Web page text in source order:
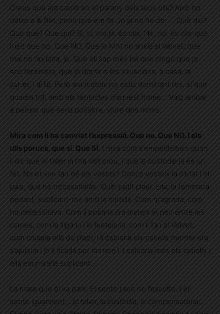
Creus que ara cauré en el parany dels teus ulls? Això ho
deixo a la Bet, pena que em fa. Jo ja no he de….. Què diu?
Que què? Que qui? Sí, sí, era jo, és clar. No, no, és clar que
li dic que no. Que NO. Que jo MAI no aniria al Velvet, que
mai no ho faria, jo. Que ell sap més bé que ningú que jo
soc feminista, que jo domino les situacions, a casa, al
carrer, i al llit. Però ara mateix no estic dominant res, sí que
quadra tot, amb els tentacles d’aquest home… Vaig arribar
a pensar que seria possible, viure dos mons.
Mira com li ha canviat l’expressió. Que no. Que NO. I els
ulls porucs, que sí. Que SÍ. I mira com s’empetiteixen quan
li dic que el taller ja l’ha vist prou, i que la custòdia ja és un
fet. No et van tan bé els vestits? Doncs vesteix la ciutat i el
país, que ho necessitaràs. Quin petit plaer. Ella, la feminista
pedant, suplicant-me amb la mirada. Com m’agrada, com
ho necessitava. Com li posaria ara mateix el peu entre les
cames, com la lligaria i la fuetejaria, com li fan al Velvet,
com cridaria ella de plaer, i li estiraria els cabells mentre ella
s’ajupiria i jo li ficaria per darrere i li estiraria més els cabells i
ella em miraria suplicant…
La mare que el va parir. El sento però no l’escolto. I el
sento igualment… el taller, la custòdia, la compensatòria…